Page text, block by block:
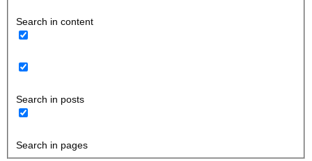
Search in content
Search in posts
Search in pages